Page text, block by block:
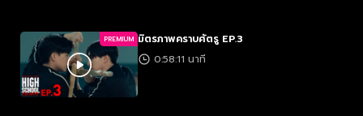
PREMIUM มิตรภาพคราบศัตรู EP.3
0:58:11 นาที